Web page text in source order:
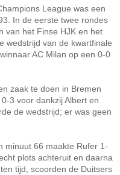
League was een
In de eerste twee rondes
van het Finse HJK en het
wedstrijd van de kwartfinale
AC Milan op een 0-0
zaak te doen in Bremen
3 voor dankzij Albert en
de wedstrijd; er was geen
minuut 66 maakte Rufer 1-
plots achteruit en daarna
tijd, scoorden de Duitsers